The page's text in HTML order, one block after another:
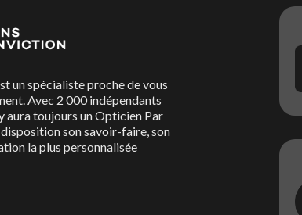
un spécialiste proche de vous
Avec 2 000 indépendants
aura toujours un Opticien Par
son savoir-faire, son
la plus personnalisée